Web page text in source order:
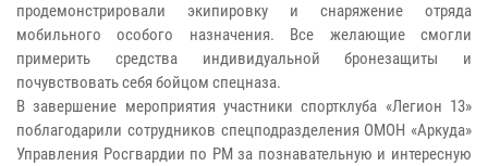
продемонстрировали экипировку и снаряжение отряда
мобильного особого назначения. Все желающие смогли
примерить средства индивидуальной бронезащиты и
почувствовать себя бойцом спецназа.
В завершение мероприятия участники спортклуба «Легион 13»
поблагодарили сотрудников спецподразделения ОМОН «Аркуда»
Управления Росгвардии по РМ за познавательную и интересную